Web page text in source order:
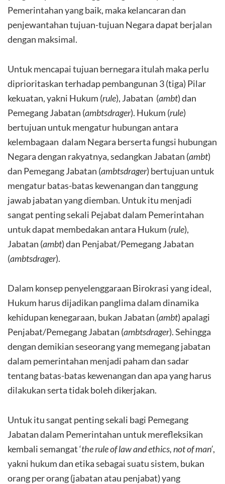
Pemerintahan yang baik, maka kelancaran dan
penjewantahan tujuan-tujuan Negara dapat berjalan
dengan maksimal.
Untuk mencapai tujuan bernegara itulah maka perlu
diprioritaskan terhadap pembangunan 3 (tiga) Pilar
kekuatan, yakni Hukum (rule), Jabatan (ambt) dan
Pemegang Jabatan (ambtsdrager). Hukum (rule)
bertujuan untuk mengatur hubungan antara
kelembagaan dalam Negara berserta fungsi hubungan
Negara dengan rakyatnya, sedangkan Jabatan (ambt)
dan Pemegang Jabatan (ambtsdrager) bertujuan untuk
mengatur batas-batas kewenangan dan tanggung
jawab jabatan yang diemban. Untuk itu menjadi
sangat penting sekali Pejabat dalam Pemerintahan
untuk dapat membedakan antara Hukum (rule),
Jabatan (ambt) dan Penjabat/Pemegang Jabatan
(ambtsdrager).
Dalam konsep penyelenggaraan Birokrasi yang ideal,
Hukum harus dijadikan panglima dalam dinamika
kehidupan kenegaraan, bukan Jabatan (ambt) apalagi
Penjabat/Pemegang Jabatan (ambtsdrager). Sehingga
dengan demikian seseorang yang memegang jabatan
dalam pemerintahan menjadi paham dan sadar
tentang batas-batas kewenangan dan apa yang harus
dilakukan serta tidak boleh dikerjakan.
Untuk itu sangat penting sekali bagi Pemegang
Jabatan dalam Pemerintahan untuk merefleksikan
kembali semangat ‘the rule of law and ethics, not of man’,
yakni hukum dan etika sebagai suatu sistem, bukan
orang per orang (jabatan atau penjabat) yang